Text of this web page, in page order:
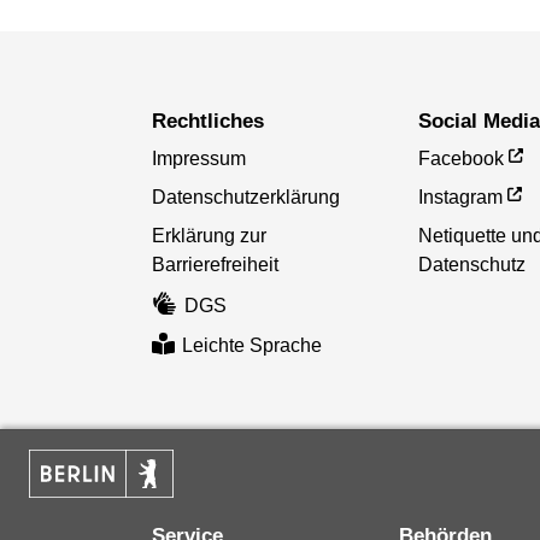
Rechtliches
Impressum
Datenschutzerklärung
Erklärung zur
Barrierefreiheit
DGS
Leichte Sprache
Social Media
Facebook
Instagram
Netiquette und
Datenschutz